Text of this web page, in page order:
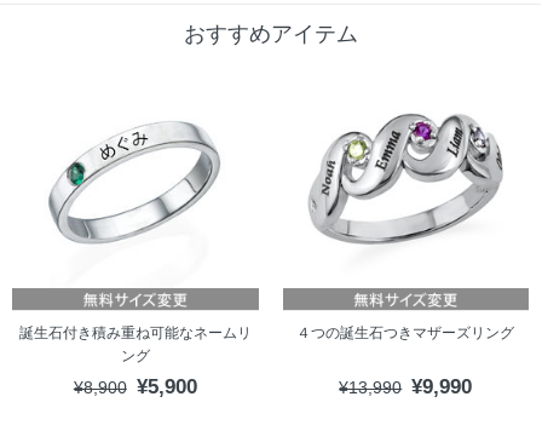
おすすめアイテム
誕生石付き積み重ね可能なネームリ
ング
¥8,900 ¥5,900
４つの誕生石つきマザーズリング
¥13,990 ¥9,990